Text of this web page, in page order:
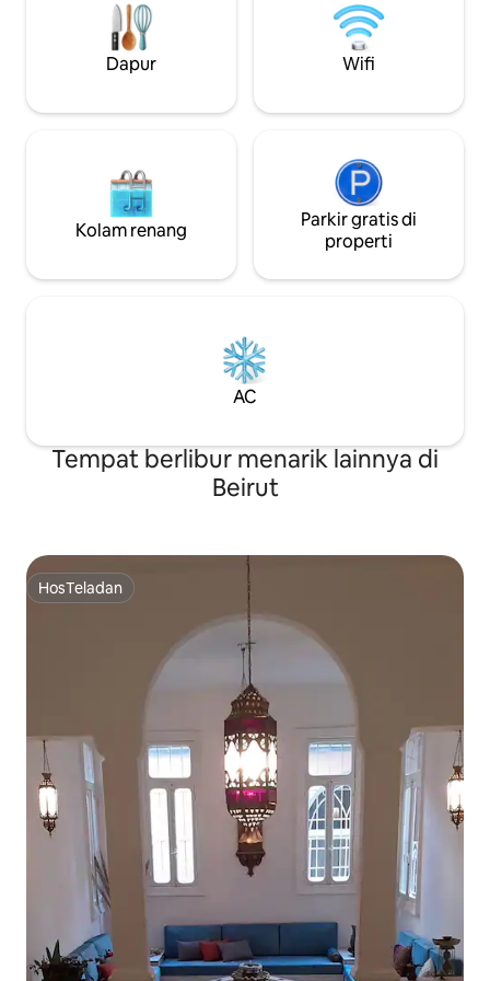
5 menit berkendara ke Badaro. 8 menit
ke arena tepi laut di mana Anda bisa
berjalan - jalan di tepi laut.
kemewahan
damai. Selamat
yang jauh dari
Dapur Wifi
Kolam renang
Parkir gratis di
properti
AC
Tempat berlibur menarik lainnya di
Beirut
HosTeladan
HosTeladan